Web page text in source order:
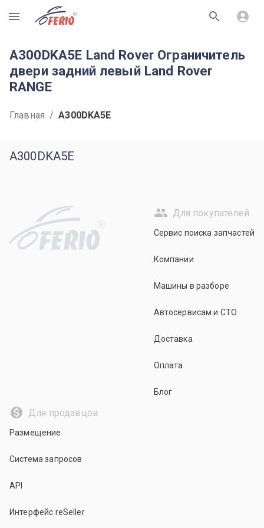
R
A300DKA5E Land Rover Ограничитель
двери задний левый Land Rover
RANGE
Главная / A300DKA5E
A300DKA5E
R
Для покупателей
Сервис поиска запчастей
Компании
Машины в разборе
Автосервисам и СТО
Доставка
Оплата
Блог
Для продавцов
Размещение
Система запросов
API
Интерфейс reSeller